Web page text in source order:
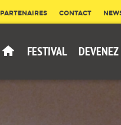
PARTENAIRES CONTACT
FESTIVAL